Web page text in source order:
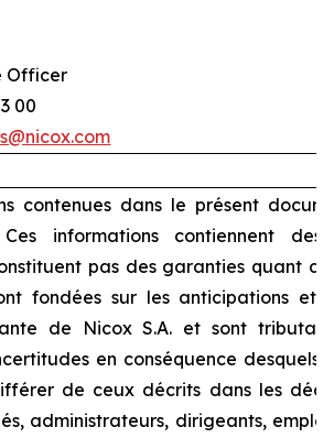
Officer
00
contenues dans le présent
informations contiennent des
pas des garanties quant
fondées sur les anticipations et
de Nicox S.A. et sont
en conséquence desquels
de ceux décrits dans les
administrateurs, dirigeants,